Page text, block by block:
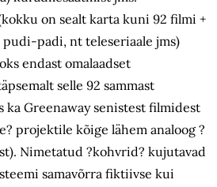
on sealt karta kuni 92 filmi +
padi, nt teleseriaale jms)
endast omalaadset
selle 92 sammast
ka Greenaway senistest filmidest
projektile kõige lähem analoog ?
Nimetatud ?kohvrid? kujutavad
samavõrra fiktiivse kui